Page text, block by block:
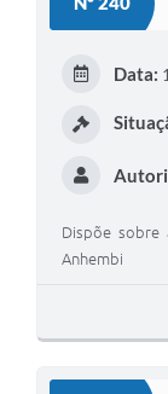
Data:
Dispõe sobre
Anhembi